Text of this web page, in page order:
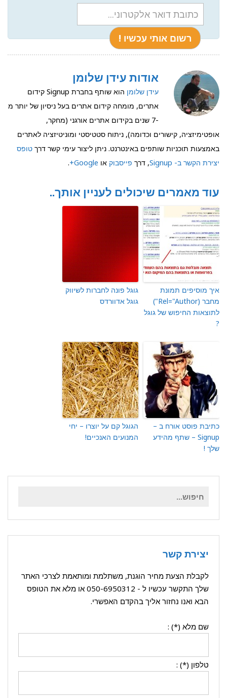
אודות עידן שלומן
עידן שלומן
הוא שותף בחברת Signup קידום
אתרים, מומחה קידום אתרים בעל ניסיון של יותר מ
-7 שנים בקידום אתרים אורגני (מחקר,
אופטימיזציה, קישורים וכדומה), ניתוח סטטיסטי ומוניטיזציה לאתרים
באמצעות תוכניות שותפים באינטרנט. ניתן ליצור עימי קשר דרך טופס
יצירת הקשר ב- Signup
, דרך פייסבוק או Google+
.
עוד מאמרים שיכולים לעניין אותך..
איך מוסיפים תמונת
מחבר (Rel="Author")
לתוצאות החיפוש של גוגל
?
גוגל פונה לחברות לשיווק
גוגל אדוורדס
כתיבת פוסט אורח ב –
Signup – שתף מהידע
שלך !
הגוגל קם על יוצרו – יחי
המנועים האנכיים!
יצירת קשר
לקבלת הצעת מחיר הוגנת, משתלמת ומותאמת לצרכי האתר
שלך התקשר עכשיו ל - 050-6950312 או מלא את הטופס
הבא ואנו נחזור אליך בהקדם האפשרי.
שם מלא (*) :
טלפון (*) :